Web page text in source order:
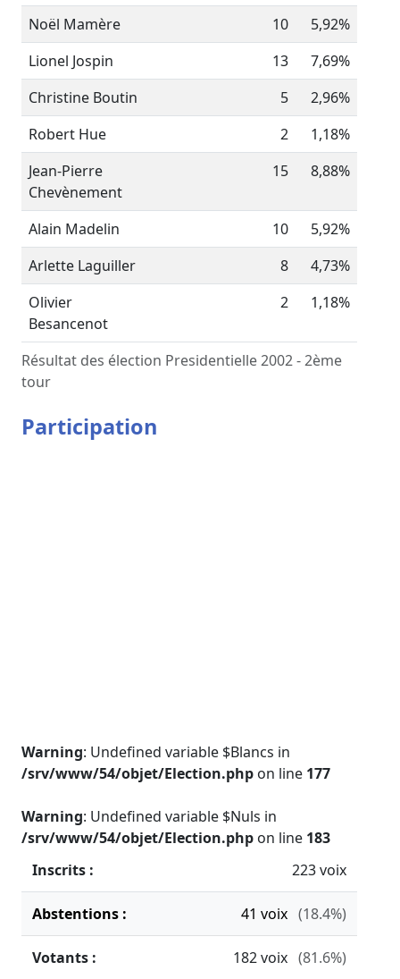
Résultat des élection Presidentielle 2002 - 2ème
tour
Noël Mamère
10
5,92%
Lionel Jospin
13
7,69%
Christine Boutin
5
2,96%
Robert Hue
2
1,18%
Jean-Pierre
Chevènement
15 8,88%
Alain Madelin 10
5,92%
Arlette Laguiller
8
4,73%
Olivier
Besancenot
2 1,18%
Participation
Warning: Undefined variable $Blancs in
/srv/www/54/objet/Election.php on line 177
Warning: Undefined variable $Nuls in
/srv/www/54/objet/Election.php on line 183
Inscrits :
223 voix
Abstentions : 41 voix (18.4%)
Votants : 182voix (81.6%)